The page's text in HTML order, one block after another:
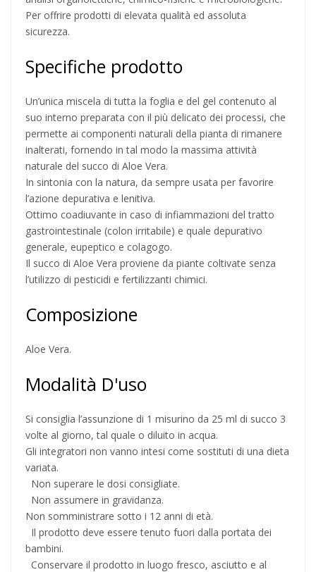
Per offrire prodotti di elevata qualità ed assoluta
sicurezza.
Specifiche prodotto
Un’unica miscela di tutta la foglia e del gel contenuto al
suo interno preparata con il più delicato dei processi, che
permette ai componenti naturali della pianta di rimanere
inalterati, fornendo in tal modo la massima attività
naturale del succo di Aloe Vera.
In sintonia con la natura, da sempre usata per favorire
l’azione depurativa e lenitiva.
Ottimo coadiuvante in caso di infiammazioni del tratto
gastrointestinale (colon irritabile) e quale depurativo
generale, eupeptico e colagogo.
Il succo di Aloe Vera proviene da piante coltivate senza
l’utilizzo di pesticidi e fertilizzanti chimici.
Composizione
Aloe Vera.
Modalità D'uso
Si consiglia l’assunzione di 1 misurino da 25 ml di succo 3
volte al giorno, tal quale o diluito in acqua.
Gli integratori non vanno intesi come sostituti di una dieta
variata.
Non superare le dosi consigliate.
Non assumere in gravidanza.
Non somministrare sotto i 12 anni di età.
Il prodotto deve essere tenuto fuori dalla portata dei
bambini.
Conservare il prodotto in luogo fresco, asciutto e al